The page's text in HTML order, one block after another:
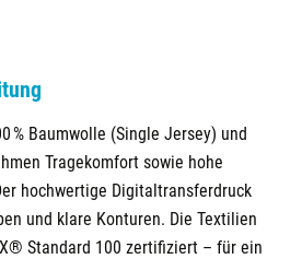
% Baumwolle (Single Jersey) und
Tragekomfort sowie hohe
hochwertige Digitaltransferdruck
und klare Konturen. Die Textilien
Standard 100 zertifiziert – für ein